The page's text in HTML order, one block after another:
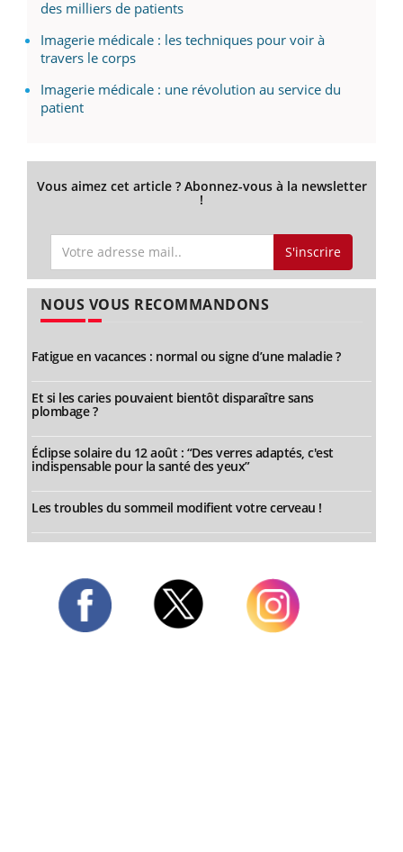
des milliers de patients
Imagerie médicale : les techniques pour voir à
travers le corps
Imagerie médicale : une révolution au service du
patient
Vous aimez cet article ? Abonnez-vous à la newsletter
!
S'inscrire
NOUS VOUS RECOMMANDONS
Fatigue en vacances : normal ou signe d’une maladie ?
Et si les caries pouvaient bientôt disparaître sans
plombage ?
Éclipse solaire du 12 août : “Des verres adaptés, c'est
indispensable pour la santé des yeux”
Les troubles du sommeil modifient votre cerveau !